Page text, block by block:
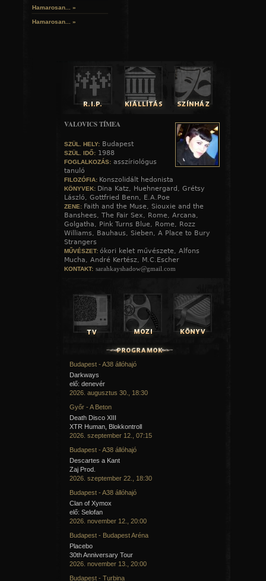
A hozzászóláshoz regisztráció
Hamarosan... »
Hamarosan... »
VALOVICS TÍMEA
SZÜL. HELY: Budapest
SZÜL. IDŐ: 1988
FOGLALKOZÁS: asszíriológus
tanuló
FILOZÓFIA: Konszolidált hedonista
KÖNYVEK: Dina Katz, Huehnergard, Grétsy
László, Gottfried Benn, E.A.Poe
ZENE: Faith and the Muse, Siouxie and the
Banshees, The Fair Sex, Rome, Arcana,
Golgatha, Pink Turns Blue, Rome, Rozz
Williams, Bauhaus, Sieben, A Place to Bury
Strangers
MŰVÉSZET: ókori kelet művészete, Alfons
Mucha, André Kertész, M.C.Escher
KONTAKT: sarahkayshadow@gmail.com
Budapest - A38 állóhajó
Darkways
elő: denevér
2026. augusztus 30., 18:30
Győr - A Beton
Death Disco XIII
XTR Human, Blokkontroll
2026. szeptember 12., 07:15
Budapest - A38 állóhajó
Descartes a Kant
Zaj Prod.
2026. szeptember 22., 18:30
Budapest - A38 állóhajó
Clan of Xymox
elő: Selofan
2026. november 12., 20:00
Budapest - Budapest Aréna
Placebo
30th Anniversary Tour
2026. november 13., 20:00
Budapest - Turbina